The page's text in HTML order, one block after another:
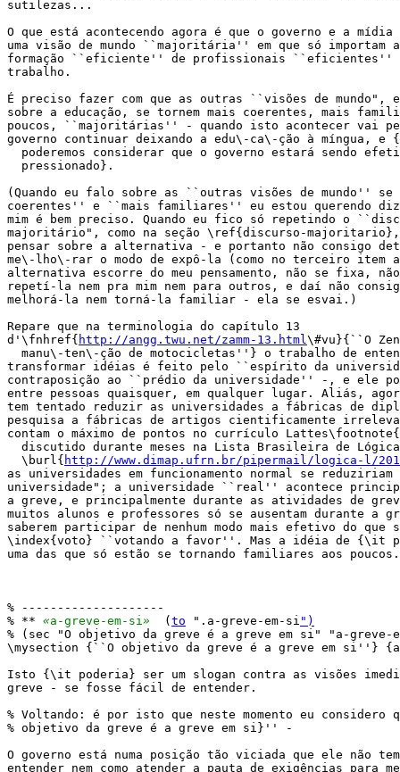
sutilezas...
O que está acontecendo agora é que o governo e a mídia
uma visão de mundo ``majoritária'' em que só importam
formação ``eficiente'' de profissionais ``eficientes''
trabalho.
É preciso fazer com que as outras ``visões de mundo",
sobre a educação, se tornem mais coerentes, mais
poucos, ``majoritárias'' - quando isto acontecer vai
governo continuar deixando a edu\-ca\-ção à míngua,
poderemos considerar que o governo estará sendo
  pressionado}.
(Quando eu falo sobre as ``outras visões de mundo'' se
coerentes'' e ``mais familiares'' eu estou querendo
mim é bem preciso. Quando eu fico só repetindo o
majoritário", como na seção \ref{discurso-majoritario},
pensar sobre a alternativa - e portanto não consigo
me\-lho\-rar o modo de expô-la (como no terceiro item
alternativa escorre do meu pensamento, não se fixa,
repetí-la nem pra mim nem para outros, e daí não
melhorá-la nem torná-la familiar - ela se esvai.)
Repare que na terminologia do capítulo 13
d'\fnhref{ http://angg.twu.net/zamm-13.html\#vu}{``O
manu\-ten\-ção de motocicletas''} o trabalho de
transformar idéias é feito pelo ``espírito da
contraposição ao ``prédio da universidade'' -, e ele
entre pessoas quaisquer, em qualquer lugar. Aliás,
tem tentado reduzir as universidades a fábricas de
pesquisa a fábricas de artigos cientificamente
contam o máximo de pontos no currículo
discutido durante meses na Lista Brasileira de
  \burl{
http://www.dimap.ufrn.br/pipermail/logica-l/
as universidades em funcionamento normal se
universidade"; a universidade ``real'' acontece
a greve, e principalmente durante as atividades de
muitos alunos e professores só se ausentam durante a
saberem participar de nenhum modo mais efetivo do que
\index{voto} ``votando a favor''. Mas a idéia de {\it
uma das que só estão se tornando familiares aos poucos.
% --------------------
% ** «a-greve-em-si»
  (
to ".a-greve-em-si ")
% (sec "O objetivo da greve é a greve em si" "a-greve-
\mysection {``O objetivo da greve é a greve em si''}
Isto {\it poderia} ser um slogan contra as visões
greve - se fosse fácil de entender.
% Voltando: é por isto que neste momento eu
% objetivo da greve é a greve em si}'' -
O governo está numa posição tão viciada que ele não tem
entender nem como atender a pauta de exigências para